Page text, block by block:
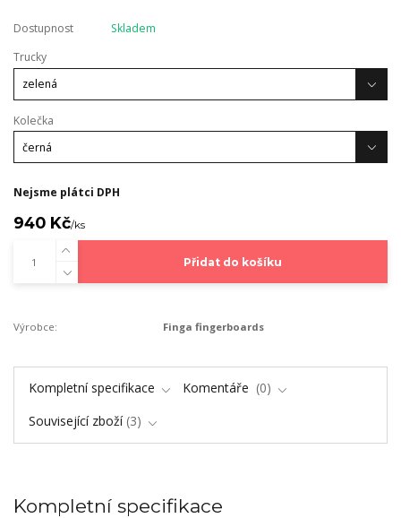
Dostupnost
Skladem
Trucky
Kolečka
Nejsme plátci DPH
940 Kč/ks
Přidat do košíku
Výrobce: Finga fingerboards
Kompletní specifikace Komentáře
0
Související zboží 3
Kompletní specifikace